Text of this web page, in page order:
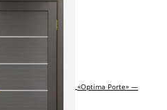
«Optima Porte» —